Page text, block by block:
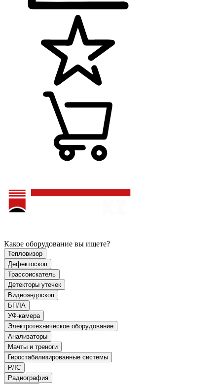
Какое оборудование вы ищете?
Тепловизор
Дефектоскоп
Трассоискатель
Детекторы утечек
Видеоэндоскоп
БПЛА
УФ-камера
Электротехническое оборудование
Анализаторы
Мачты и треноги
Гиростабилизированные системы
РЛС
Радиография